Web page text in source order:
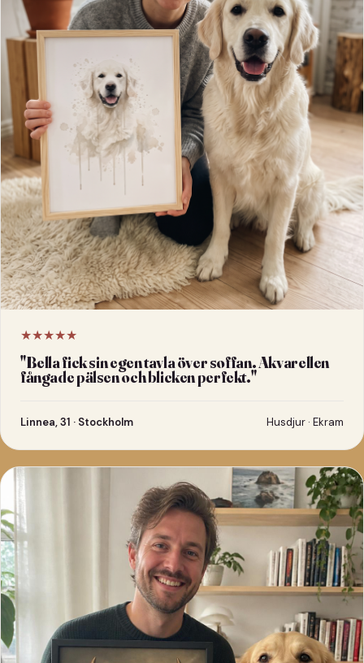
★★★★★
"Bella fick sin egen tavla över soffan. Akvarellen
fångade pälsen och blicken perfekt."
Linnea, 31 · Stockholm Husdjur · Ekram